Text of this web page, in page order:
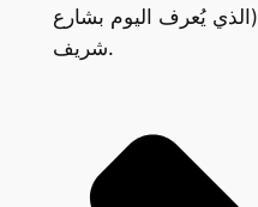
(الذي يُعرف اليوم بشارع
شريف.